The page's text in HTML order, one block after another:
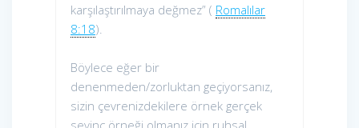
karşılaştırılmaya değmez” ( Romalılar
8:18).
Böylece eğer bir
denenmeden/zorluktan geçiyorsanız,
sizin çevrenizdekilere örnek gerçek